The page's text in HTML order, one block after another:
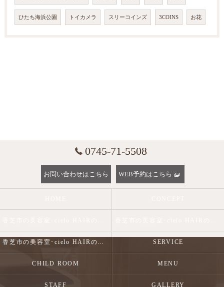
ひたち海浜公園 トイカメラ スリーコインズ 3COINS お花
0745-71-5508
お問い合わせはこちら WEB予約はこちら
香芝市の美容室･cielo HAIRのお客様の声 SERVICE
CHILD ROOM MENU
STAFF GALLERY